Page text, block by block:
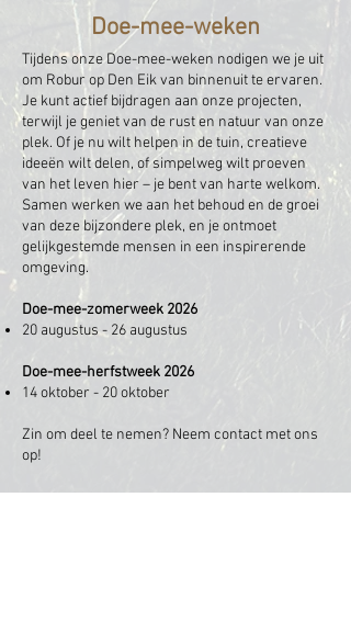
Doe-mee-weken
Tijdens onze Doe-mee-weken nodigen we je uit
om Robur op Den Eik van binnenuit te ervaren.
Je kunt actief bijdragen aan onze projecten,
terwijl je geniet van de rust en natuur van onze
plek. Of je nu wilt helpen in de tuin, creatieve
ideeën wilt delen, of simpelweg wilt proeven
van het leven hier – je bent van harte welkom.
Samen werken we aan het behoud en de groei
van deze bijzondere plek, en je ontmoet
gelijkgestemde mensen in een inspirerende
omgeving.
​Doe-mee-zomerweek 2026
20 augustus - 26 augustus
​Doe-mee-herfstweek 2026
14 oktober - 20 oktober
Zin om deel te nemen? Neem contact met ons
op!